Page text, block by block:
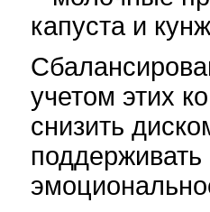
капуста и
учетом этих
снизить